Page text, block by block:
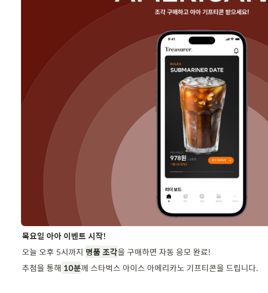
목요일 아아 이벤트 시작!
오늘 오후 5시까지 명품 조각을 구매하면 자동 응모 완료!
추첨을 통해 10분께 스타벅스 아이스 아메리카노 기프티콘을 드립니다.